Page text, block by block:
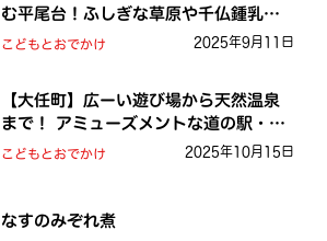
む平尾台！ふしぎな草原や千仏鍾乳洞
を探検しよう！
こどもとおでかけ 2025年9月11日
【大任町】広ーい遊び場から天然温泉
まで！ アミューズメントな道の駅・お
おとう桜街道
こどもとおでかけ 2025年10月15日
なすのみぞれ煮